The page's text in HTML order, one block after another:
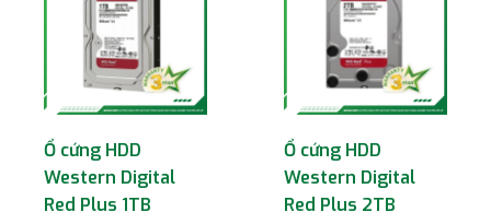
Ổ cứng HDD
Western Digital
Red Plus 1TB
Ổ cứng HDD
Western Digital
Red Plus 2TB